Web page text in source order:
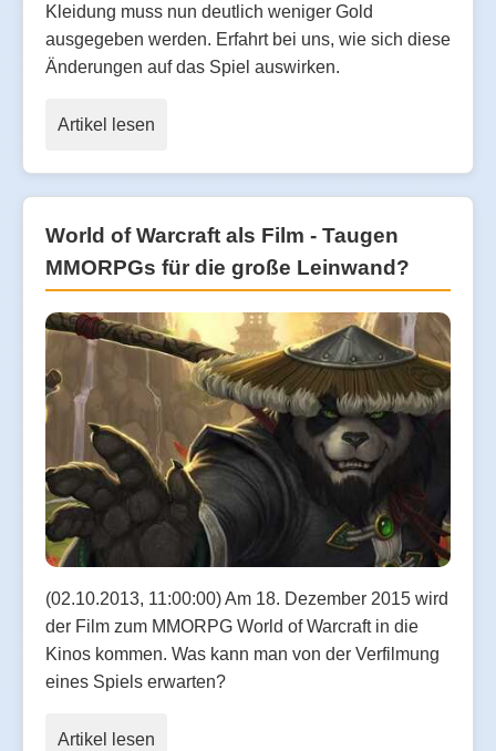
Kleidung muss nun deutlich weniger Gold
ausgegeben werden. Erfahrt bei uns, wie sich diese
Änderungen auf das Spiel auswirken.
Artikel lesen
World of Warcraft als Film - Taugen
MMORPGs für die große Leinwand?
(02.10.2013, 11:00:00) Am 18. Dezember 2015 wird
der Film zum MMORPG World of Warcraft in die
Kinos kommen. Was kann man von der Verfilmung
eines Spiels erwarten?
Artikel lesen